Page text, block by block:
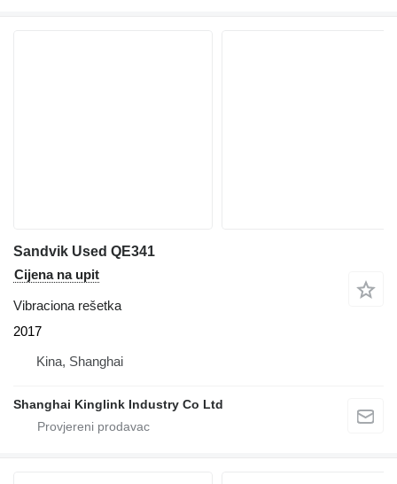
Sandvik Used QE341
Cijena na upit
Vibraciona rešetka
2017
Kina, Shanghai
Shanghai Kinglink Industry Co Ltd